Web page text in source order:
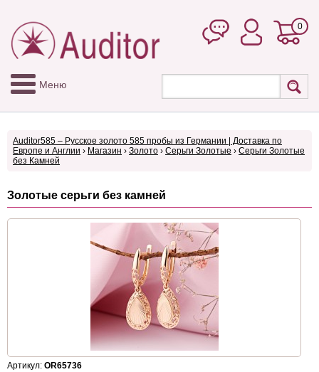
0
Меню
Auditor585 – Русское золото 585 пробы из Германии | Доставка по
Европе и Англии › Магазин › Золото › Серьги Золотые › Серьги Золотые
без Камней
Золотые серьги без камней
Артикул: OR65736